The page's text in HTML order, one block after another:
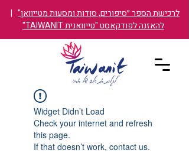
לרכישת הספר ״סיפורים, סודות ומסעות מטייוואן" |
להאזנה לפודקאסט "טייוואנית TAIWANIT"
Widget Didn’t Load
Check your internet and refresh
this page.
If that doesn’t work, contact us.